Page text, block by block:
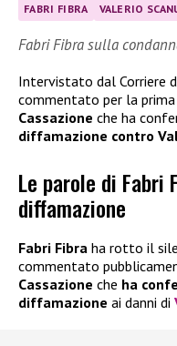
FABRI FIBRA VALERIO
Fabri Fibra sulla
Intervistato dal Corriere
commentato per la
Cassazione che ha
diffamazione contro
Le parole di Fabri
diffamazione
Fabri Fibra ha rotto il
commentato
Cassazione che ha
diffamazione ai danni di